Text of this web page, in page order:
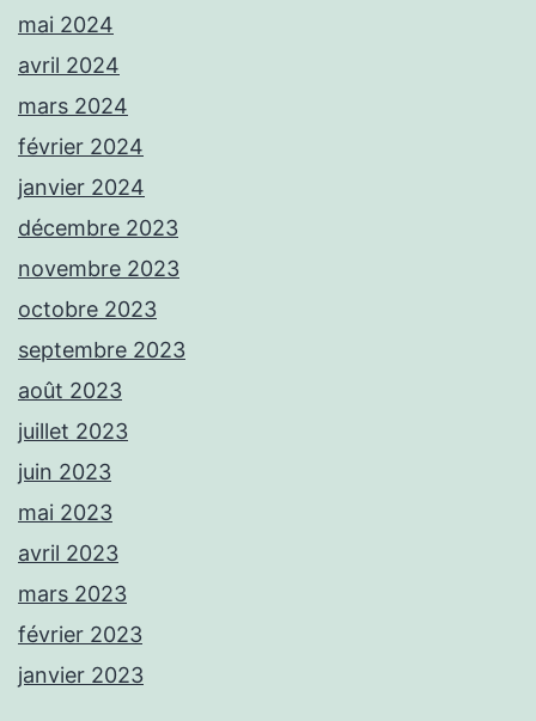
mai 2024
avril 2024
mars 2024
février 2024
janvier 2024
décembre 2023
novembre 2023
octobre 2023
septembre 2023
août 2023
juillet 2023
juin 2023
mai 2023
avril 2023
mars 2023
février 2023
janvier 2023